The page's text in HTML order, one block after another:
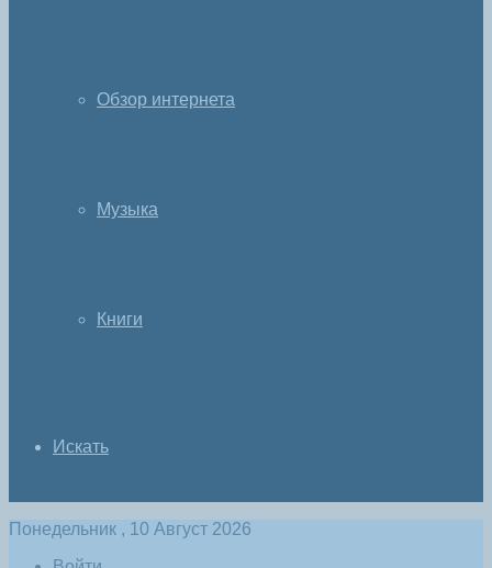
Обзор интернета
Музыка
Книги
Искать
Понедельник , 10 Август 2026